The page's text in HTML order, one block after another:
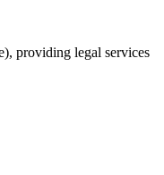
providing legal services